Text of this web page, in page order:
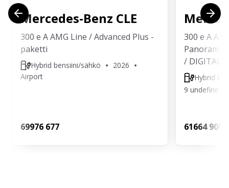
Mercedes-Benz CLE
300 e A AMG Line / Advanced Plus -
paketti
Hybrid bensiini/sähkö
2026
Airport
69976 677
300 e A
/ DIGITAL
Hybrid
9 undefined
61664 900